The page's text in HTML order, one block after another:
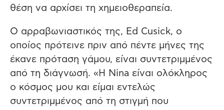
θέση να αρχίσει τη χημειοθεραπεία.
Ο αρραβωνιαστικός της, Ed Cusick, ο
οποίος πρότεινε πριν από πέντε μήνες της
έκανε πρόταση γάμου, είναι συντετριμμένος
από τη διάγνωσή. «Η Nina είναι ολόκληρος
ο κόσμος μου και είμαι εντελώς
συντετριμμένος από τη στιγμή που